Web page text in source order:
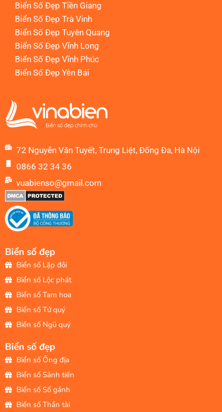
Biển Số Đẹp Tiền Giang
Biển Số Đẹp Trà Vinh
Biển Số Đẹp Tuyên Quang
Biển Số Đẹp Vĩnh Long
Biển Số Đẹp Vĩnh Phúc
Biển Số Đẹp Yên Bái
72 Nguyễn Văn Tuyết, Trung Liệt, Đống Đa, Hà Nội
0866 32 34 36
vuabienso@gmail.com
Biển số đẹp
Biển số Lặp đôi
Biển số Lộc phát
Biển số Tam hoa
Biển số Tứ quý
Biển số Ngũ quý
Biển số đẹp
Biển số Ông địa
Biển số Sảnh tiến
Biển số Số gánh
Biển số Thần tài